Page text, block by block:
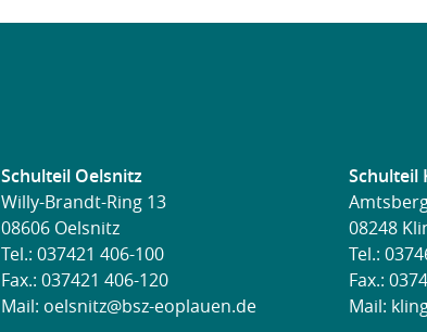
Schulteil Oelsnitz
Willy-Brandt-Ring 13
08606 Oelsnitz
Tel.: 037421 406-100
Fax.: 037421 406-120
Mail: oelsnitz@bsz-eoplauen.de
Schulteil
08248
Tel.:
Fax.:
Mail: